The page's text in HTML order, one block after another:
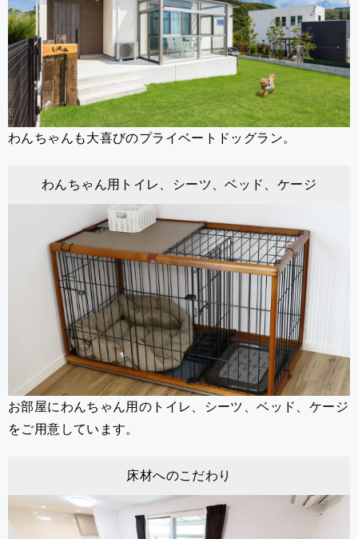
わんちゃんも大喜びのプライベートドッグラン。
わんちゃん用トイレ、シーツ、ベッド、ケージ
お部屋にわんちゃん用のトイレ、シーツ、ベッド、ケージ
をご用意しています。
床材へのこだわり